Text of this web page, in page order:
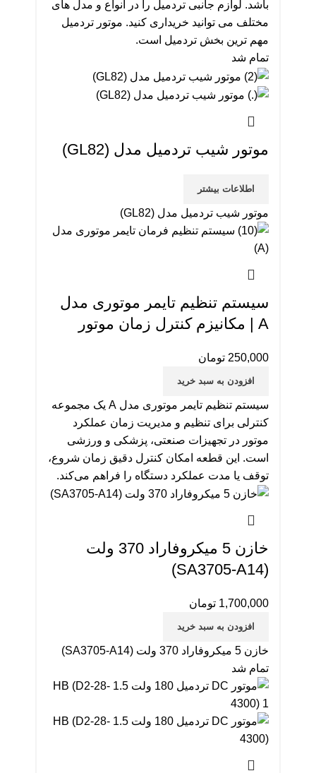
باشد. لوازم جانبی تردمیل را در انواع و مدل های
مختلف می توانید خریداری کنید. موتور تردمیل
مهم ترین بخش تردمیل است.
تمام شد
موتور شیب تردمیل مدل (GL82)
اطلاعات بیشتر
موتور شیب تردمیل مدل (GL82)
سیستم تنظیم تایمر موتوری مدل
A | مکانیزم کنترل زمان موتور
250,000 تومان
افزودن به سبد خرید
سیستم تنظیم تایمر موتوری مدل A یک مجموعه
کنترلی برای تنظیم و مدیریت زمان عملکرد
موتور در تجهیزات صنعتی، پزشکی و ورزشی
است. این قطعه امکان کنترل دقیق زمان شروع،
توقف یا مدت عملکرد دستگاه را فراهم می‌کند.
خازن 5 میکروفاراد 370 ولت
(SA3705-A14)
1,700,000 تومان
افزودن به سبد خرید
خازن 5 میکروفاراد 370 ولت (SA3705-A14)
تمام شد